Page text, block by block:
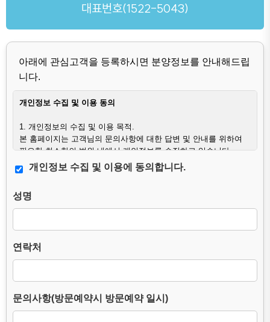
대표번호(1522-5043)
아래에 관심고객을 등록하시면 분양정보를 안내해드립
니다.
개인정보 수집 및 이용 동의
1. 개인정보의 수집 및 이용 목적.
본 홈페이지는 고객님의 문의사항에 대한 답변 및 안내를 위하여
필요한 최소한의 범위 내에서 개인정보를 수집하고 있습니다.
2. 수집하는 개인정보의 항목.
– 수집방법 : 웹사이트에 고객이 직접 입력.
정보를 지체 없이 파기합니다.
단, 다음의 정보에 대해서는 아래의 이유로 명시한 기간 동안 보존
– 보존 항목 : 이름, 연락처, 문의사항.
– 보존 근거 : 소비자의 불만 또는 분쟁처리에 관한 기록.(전자상거
개인정보 수집 및 이용에 동의합니다.
성명
연락처
문의사항(방문예약시 방문예약 일시)